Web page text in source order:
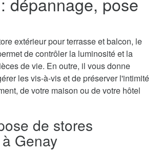
extérieur pour terrasse et balcon, le
de contrôler la luminosité et la
de vie. En outre, il vous donne
les vis-à-vis et de préserver l'intimité
de votre maison ou de votre hôtel
de stores
Genay